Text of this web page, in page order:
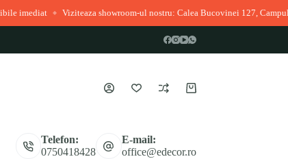
Viziteaza showroom-ul nostru: Calea Bucovinei 127, Campulung
Coș
Telefon:
0750418428
E-mail:
office@edecor.ro